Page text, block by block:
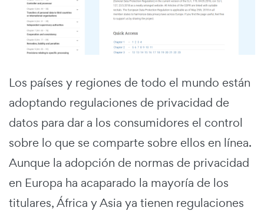
Los países y regiones de todo el mundo están
adoptando regulaciones de privacidad de
datos para dar a los consumidores el control
sobre lo que se comparte sobre ellos en línea.
Aunque la adopción de normas de privacidad
en Europa ha acaparado la mayoría de los
titulares, África y Asia ya tienen regulaciones